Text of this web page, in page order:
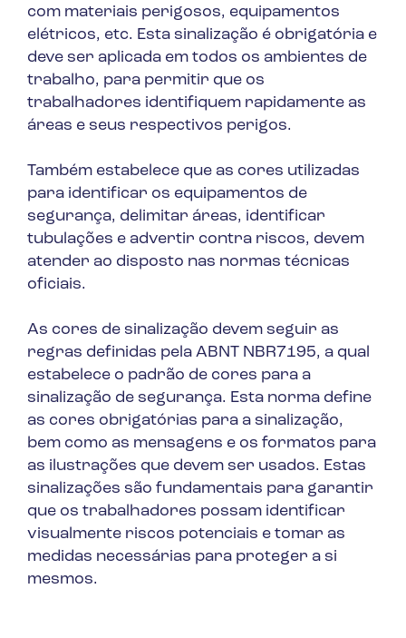
com materiais perigosos, equipamentos
elétricos, etc. Esta sinalização é obrigatória e
deve ser aplicada em todos os ambientes de
trabalho, para permitir que os
trabalhadores identifiquem rapidamente as
áreas e seus respectivos perigos.
Também estabelece que as cores utilizadas
para identificar os equipamentos de
segurança, delimitar áreas, identificar
tubulações e advertir contra riscos, devem
atender ao disposto nas normas técnicas
oficiais.
As cores de sinalização devem seguir as
regras definidas pela ABNT NBR7195, a qual
estabelece o padrão de cores para a
sinalização de segurança. Esta norma define
as cores obrigatórias para a sinalização,
bem como as mensagens e os formatos para
as ilustrações que devem ser usados. Estas
sinalizações são fundamentais para garantir
que os trabalhadores possam identificar
visualmente riscos potenciais e tomar as
medidas necessárias para proteger a si
mesmos.